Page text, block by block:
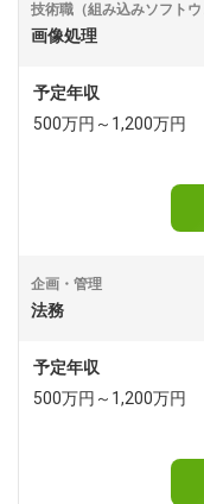
技術職（組み込みソフトウ
画像処理
予定年収
500万円～1,200万円
企画・管理
法務
予定年収
500万円～1,200万円